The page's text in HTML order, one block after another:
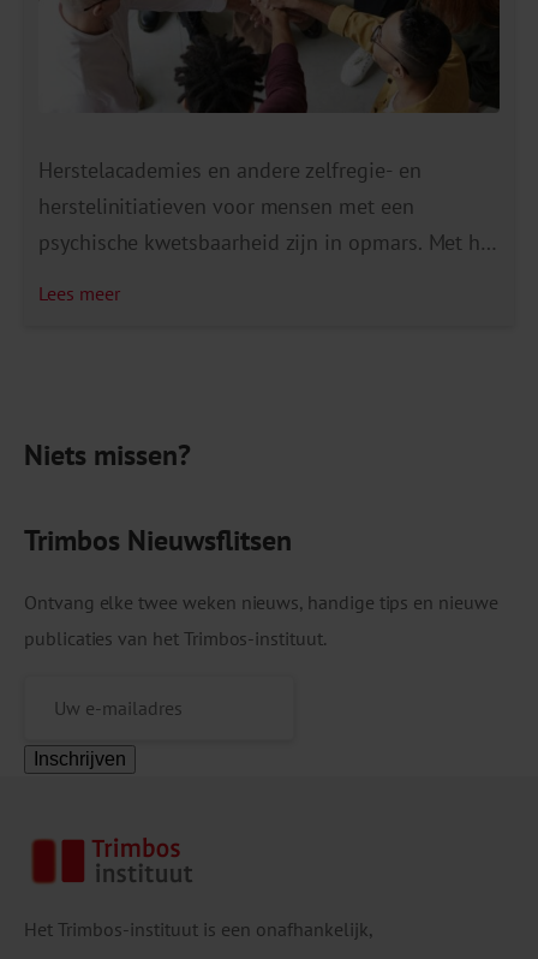
Niets missen?
Trimbos Nieuwsflitsen
Ontvang elke twee weken nieuws, handige tips en nieuwe
publicaties van het Trimbos-instituut.
Inschrijven
Herstelacademies en andere zelfregie- en
herstelinitiatieven voor mensen met een
psychische kwetsbaarheid zijn in opmars. Met het
een herstelinitiatief. Om het […]
Lees meer
Het Trimbos-instituut is een onafhankelijk,